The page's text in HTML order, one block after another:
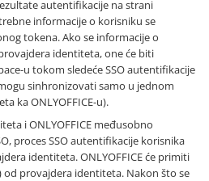
autentifikacije na strani
informacije o korisniku se
tokena. Ako se informacije o
identiteta, one će biti
u tokom sledeće SSO autentifikacije
sinhronizovati samo u jednom
ka ONLYOFFICE-u).
i ONLYOFFICE međusobno
proces SSO autentifikacije korisnika
identiteta. ONLYOFFICE će primiti
provajdera identiteta. Nakon što se